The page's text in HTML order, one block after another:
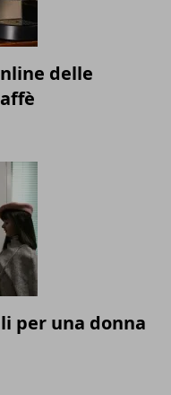
delle
per una donna